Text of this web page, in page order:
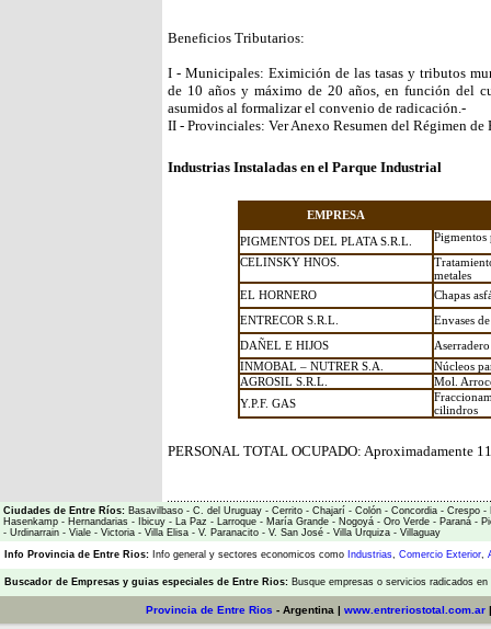
Beneficios Tributarios:
I - Municipales: Eximición de las tasas y tributos
de 10 años y máximo de 20 años, en función del
asumidos al formalizar el convenio de radicación.-
II - Provinciales: Ver Anexo Resumen del Régimen
Industrias Instaladas en el Parque Industrial
EMPRESA
PIGMENTOS DEL PLATA S.R.L.
Pigmentos
CELINSKY HNOS.
metales
EL HORNERO
Chapas
ENTRECOR S.R.L.
Envases
DAÑEL E HIJOS
INMOBAL – NUTRER S.A.
Núcleos
AGROSIL S.R.L.
Mol.
Y.P.F. GAS
cilindros
PERSONAL TOTAL OCUPADO: Aproximadamente
Ciudades de Entre Ríos: Basavilbaso - C. del Uruguay - Cerrito - Chajarí - Colón - Concordia - Crespo -
Hasenkamp - Hernandarias - Ibicuy - La Paz - Larroque - María Grande - Nogoyá - Oro Verde - Paraná -
- Urdinarrain - Viale - Victoria - Villa Elisa - V. Paranacito - V. San José - Villa Urquiza - Villaguay
Info Provincia de Entre Rios: Info general y sectores economicos como Industrias, Comercio Exterior,
Buscador de Empresas y guias especiales de Entre Rios: Busque empresas o servicios radicados
Provincia de Entre Rios - Argentina | www.entreriostotal.com.ar